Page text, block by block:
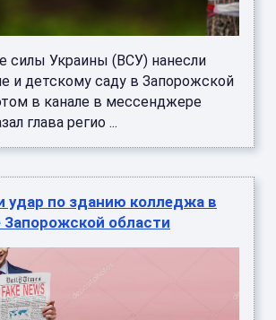
силы Украины (ВСУ) нанесли
и детскому саду в Запорожской
в канале в мессенджере
глава регио ...
удар по зданию колледжа в
Запорожской области